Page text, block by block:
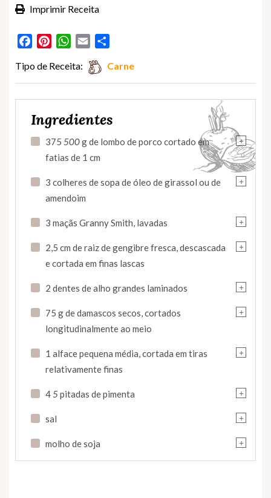
Imprimir Receita
FacebookPinterestWhatsApp
Email
Tipo de Receita: Carne
Ingredientes
+
375 500g de lombo de porco cortado em
fatias de 1 cm
+
3 colheres de sopa de óleo de girassol ou de
amendoim
+
3 maçãs Granny Smith, lavadas
+
2,5 cm de raiz de gengibre fresca, descascada
e cortada em finas lascas
+
2 dentes de alho grandes laminados
+
75 g de damascos secos, cortados
longitudinalmente ao meio
+
1 alface pequena média, cortada em tiras
relativamente finas
+
45 pitadas de pimenta
+
sal
+
molho de soja